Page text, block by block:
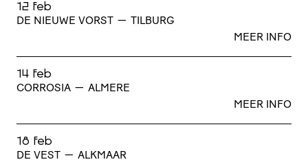
12 feb
DE NIEUWE VORST — TILBURG
MEER INFO
14 feb
CORROSIA — ALMERE
MEER INFO
18 feb
DE VEST — ALKMAAR